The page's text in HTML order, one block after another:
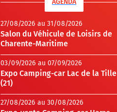
AGENDA
27/08/2026 au 31/08/2026
Salon du Véhicule de Loisirs de
Charente-Maritime
03/09/2026 au 07/09/2026
Expo Camping-car Lac de la Tille
(21)
27/08/2026 au 30/08/2026